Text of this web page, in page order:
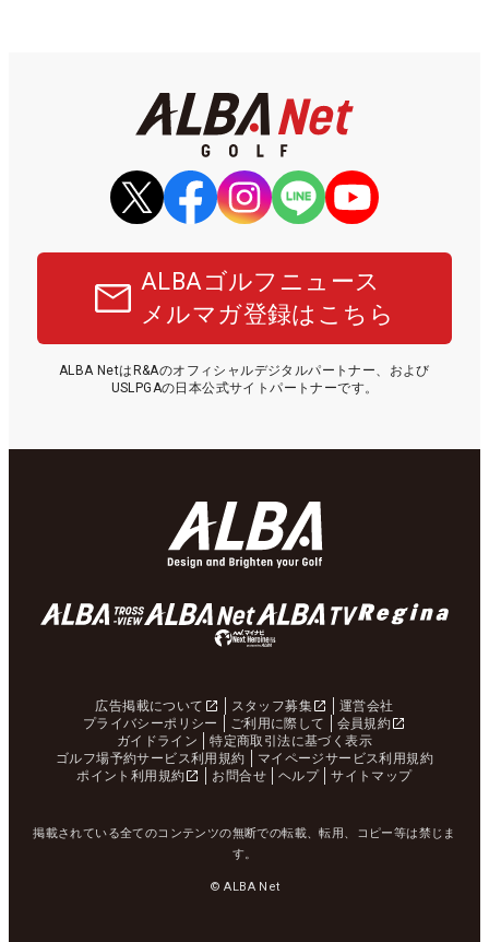
ALBAゴルフニュース
メルマガ登録はこちら
ALBA NetはR&Aのオフィシャルデジタルパートナー、および
USLPGAの日本公式サイトパートナーです。
広告掲載について スタッフ募集
運営会社
プライバシーポリシー
ご利用に際して
会員規約
ガイドライン
特定商取引法に基づく表示
ゴルフ場予約サービス利用規約
マイページサービス利用規約
ポイント利用規約
お問合せ ヘルプ サイトマップ
掲載されている全てのコンテンツの無断での転載、転用、コピー等は禁じま
す。
© ALBA Net